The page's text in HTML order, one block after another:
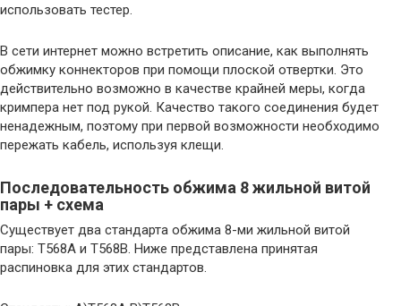
использовать тестер.
В сети интернет можно встретить описание, как выполнять
обжимку коннекторов при помощи плоской отвертки. Это
действительно возможно в качестве крайней меры, когда
кримпера нет под рукой. Качество такого соединения будет
ненадежным, поэтому при первой возможности необходимо
пережать кабель, используя клещи.
Последовательность обжима 8 жильной витой
пары + схема
Существует два стандарта обжима 8-ми жильной витой
пары: Т568А и Т568В. Ниже представлена принятая
распиновка для этих стандартов.